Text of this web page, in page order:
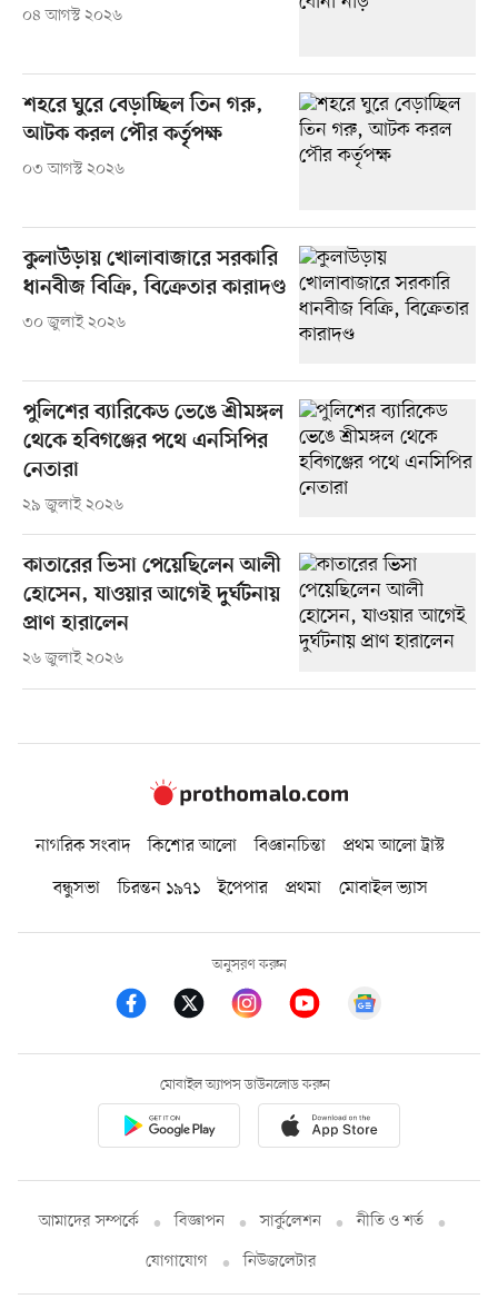
০৪ আগস্ট ২০২৬
শহরে ঘুরে বেড়াচ্ছিল তিন গরু,
আটক করল পৌর কর্তৃপক্ষ
০৩ আগস্ট ২০২৬
কুলাউড়ায় খোলাবাজারে সরকারি
ধানবীজ বিক্রি, বিক্রেতার কারাদণ্ড
৩০ জুলাই ২০২৬
পুলিশের ব্যারিকেড ভেঙে শ্রীমঙ্গল
থেকে হবিগঞ্জের পথে এনসিপির
নেতারা
২৯ জুলাই ২০২৬
কাতারের ভিসা পেয়েছিলেন আলী
হোসেন, যাওয়ার আগেই দুর্ঘটনায়
প্রাণ হারালেন
২৬ জুলাই ২০২৬
নাগরিক সংবাদ কিশোর আলো বিজ্ঞানচিন্তা
প্রথম আলো ট্রাস্ট
বন্ধুসভা
চিরন্তন ১৯৭১ ইপেপার প্রথমা মোবাইল ভ্যাস
অনুসরণ করুন
মোবাইল অ্যাপস ডাউনলোড করুন
আমাদের সম্পর্কে বিজ্ঞাপন সার্কুলেশন
নীতি ও শর্ত
যোগাযোগ
নিউজলেটার